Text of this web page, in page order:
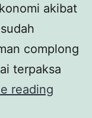
akibat
complong
terpaksa
reading